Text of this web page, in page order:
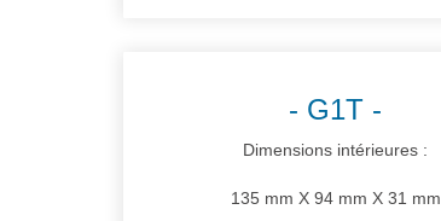
G1T
Dimensions intérieures :
135 mm X 94 mm X 31 mm